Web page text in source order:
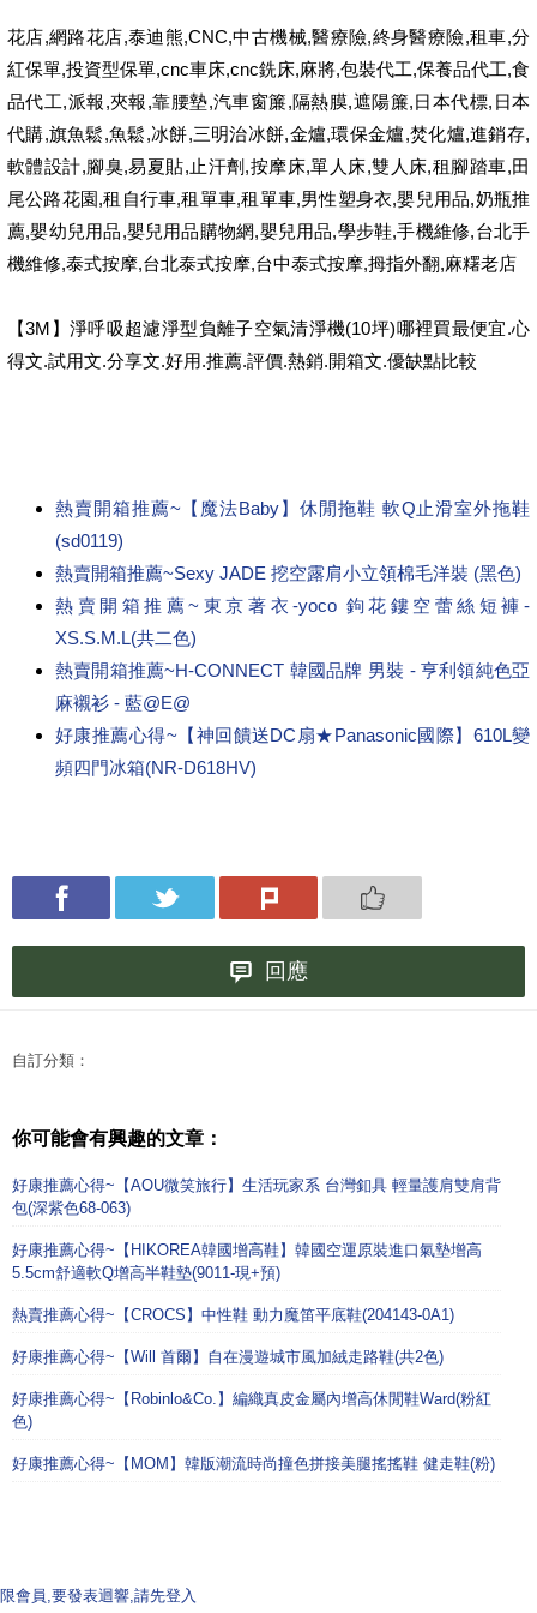
花店,網路花店,泰迪熊,CNC,中古機械,醫療險,終身醫療險,租車,分
紅保單,投資型保單,cnc車床,cnc銑床,麻將,包裝代工,保養品代工,食
品代工,派報,夾報,靠腰墊,汽車窗簾,隔熱膜,遮陽簾,日本代標,日本
代購,旗魚鬆,魚鬆,冰餅,三明治冰餅,金爐,環保金爐,焚化爐,進銷存,
軟體設計,腳臭,易夏貼,止汗劑,按摩床,單人床,雙人床,租腳踏車,田
尾公路花園,租自行車,租單車,租單車,男性塑身衣,嬰兒用品,奶瓶推
薦,嬰幼兒用品,嬰兒用品購物網,嬰兒用品,學步鞋,手機維修,台北手
機維修,泰式按摩,台北泰式按摩,台中泰式按摩,拇指外翻,麻糬老店
【3M】淨呼吸超濾淨型負離子空氣清淨機(10坪)哪裡買最便宜.心
得文.試用文.分享文.好用.推薦.評價.熱銷.開箱文.優缺點比較
熱賣開箱推薦~【魔法Baby】休閒拖鞋 軟Q止滑室外拖鞋
(sd0119)
熱賣開箱推薦~Sexy JADE 挖空露肩小立領棉毛洋裝 (黑色)
熱賣開箱推薦~東京著衣-yoco 鉤花鏤空蕾絲短褲-
XS.S.M.L(共二色)
熱賣開箱推薦~H-CONNECT 韓國品牌 男裝 - 亨利領純色亞
麻襯衫 - 藍@E@
好康推薦心得~【神回饋送DC扇★Panasonic國際】610L變
頻四門冰箱(NR-D618HV)
回應
自訂分類：
你可能會有興趣的文章：
好康推薦心得~【AOU微笑旅行】生活玩家系 台灣釦具 輕量護肩雙肩背
包(深紫色68-063)
好康推薦心得~【HIKOREA韓國增高鞋】韓國空運原裝進口氣墊增高
5.5cm舒適軟Q增高半鞋墊(9011-現+預)
熱賣推薦心得~【CROCS】中性鞋 動力魔笛平底鞋(204143-0A1)
好康推薦心得~【Will 首爾】自在漫遊城市風加絨走路鞋(共2色)
好康推薦心得~【Robinlo&Co.】編織真皮金屬內增高休閒鞋Ward(粉紅
色)
好康推薦心得~【MOM】韓版潮流時尚撞色拼接美腿搖搖鞋 健走鞋(粉)
限會員,要發表迴響,請先登入